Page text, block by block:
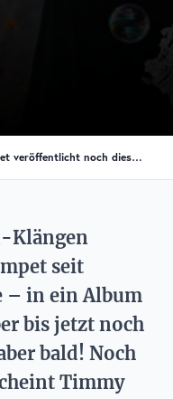
Timmy Trumpet veröffentlicht noch dieses Jahr sein Debütalbum
Klängen
seit
– in ein Album
bis jetzt noch
bald! Noch
Timmy